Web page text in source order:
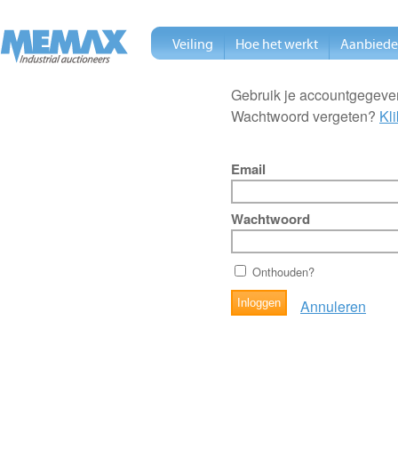
Gebruik je
Wachtwoord vergeten?
Email
Wachtwoord
Onthouden?
Annuleren
Veiling Hoe het werkt